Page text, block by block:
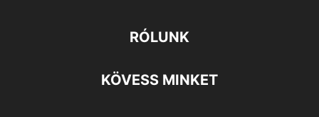
RÓLUNK
KÖVESS MINKET